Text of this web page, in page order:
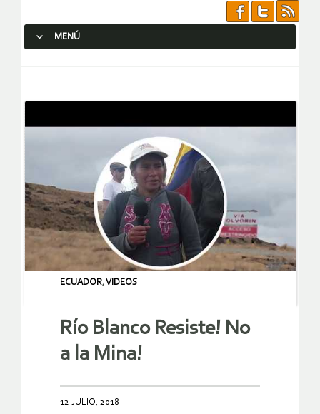
MENÚ
ECUADOR,VIDEOS
Río Blanco Resiste! No
a la Mina!
12 JULIO, 2018